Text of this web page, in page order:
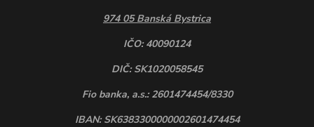
974 05 Banská Bystrica
IČO: 40090124
DIČ: SK1020058545
Fio banka, a.s.: 2601474454/8330
IBAN: SK6383300000002601474454